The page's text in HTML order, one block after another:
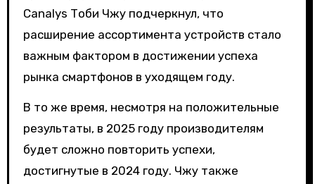
Canalys Тоби Чжу подчеркнул, что
расширение ассортимента устройств стало
важным фактором в достижении успеха
рынка смартфонов в уходящем году.
В то же время, несмотря на положительные
результаты, в 2025 году производителям
будет сложно повторить успехи,
достигнутые в 2024 году. Чжу также